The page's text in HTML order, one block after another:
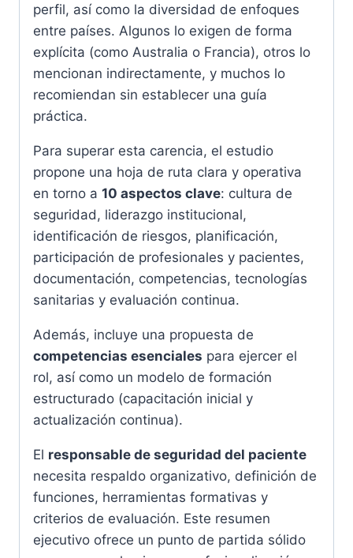
perfil, así como la diversidad de enfoques
entre países. Algunos lo exigen de forma
explícita (como Australia o Francia), otros lo
mencionan indirectamente, y muchos lo
recomiendan sin establecer una guía
práctica.
Para superar esta carencia, el estudio
propone una hoja de ruta clara y operativa
en torno a 10 aspectos clave: cultura de
seguridad, liderazgo institucional,
identificación de riesgos, planificación,
participación de profesionales y pacientes,
documentación, competencias, tecnologías
sanitarias y evaluación continua.
Además, incluye una propuesta de
competencias esenciales para ejercer el
rol, así como un modelo de formación
estructurado (capacitación inicial y
actualización continua).
El responsable de seguridad del paciente
necesita respaldo organizativo, definición de
funciones, herramientas formativas y
criterios de evaluación. Este resumen
ejecutivo ofrece un punto de partida sólido